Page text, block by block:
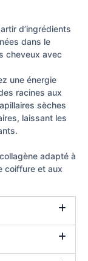
d’ingrédients
dans le
cheveux avec
une énergie
racines aux
sèches
laissant les
adapté à
coiffure et aux